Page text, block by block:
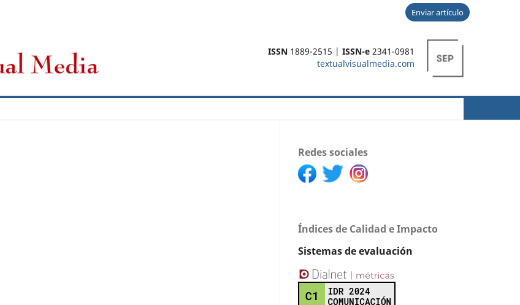
Enviar artículo
Redes sociales
Índices de Calidad e Impacto
Sistemas de evaluación
ISSN 1889-2515 | ISSN-e 2341-0981
textualvisualmedia.com